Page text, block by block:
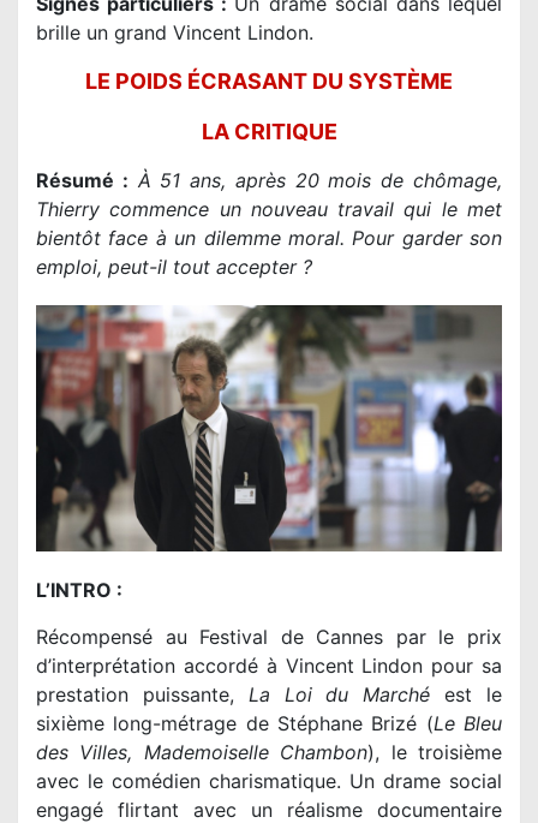
brille un grand Vincent Lindon.
LE POIDS ÉCRASANT DU SYSTÈME
LA CRITIQUE
Résumé : À 51 ans, après 20 mois de chômage,
Thierry commence un nouveau travail qui le met
bientôt face à un dilemme moral. Pour garder son
emploi, peut-il tout accepter ?
L’INTRO :
Récompensé au Festival de Cannes par le prix
d’interprétation accordé à Vincent Lindon pour sa
prestation puissante, La Loi du Marché est le
sixième long-métrage de Stéphane Brizé (Le Bleu
des Villes, Mademoiselle Chambon), le troisième
avec le comédien charismatique. Un drame social
engagé flirtant avec un réalisme documentaire